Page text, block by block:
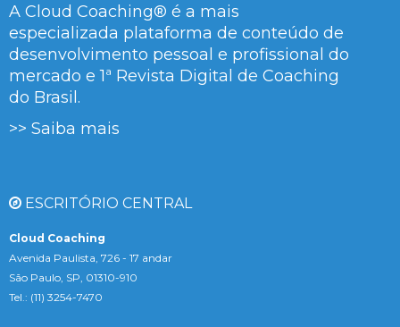
A Cloud Coaching® é a mais
especializada plataforma de conteúdo de
desenvolvimento pessoal e profissional do
mercado e 1ª Revista Digital de Coaching
do Brasil.
>> Saiba mais
ESCRITÓRIO CENTRAL
Cloud Coaching
Avenida Paulista, 726 - 17 andar
São Paulo, SP, 01310-910
Tel.: (11) 3254-7470